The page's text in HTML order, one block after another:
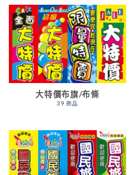
大特價布旗/布條
39 商品